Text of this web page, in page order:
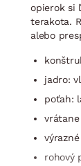
opierok si
terakota.
alebo
jadro:
poťah:
rohový